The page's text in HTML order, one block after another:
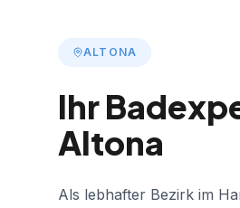
ALTONA
Ihr
Altona
Als lebhafter Bezirk im